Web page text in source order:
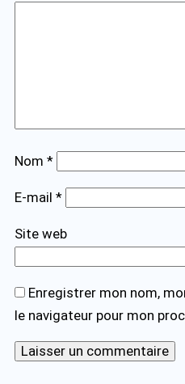
Nom *
E-mail *
Site web
Enregistrer mon nom,
le navigateur pour mon